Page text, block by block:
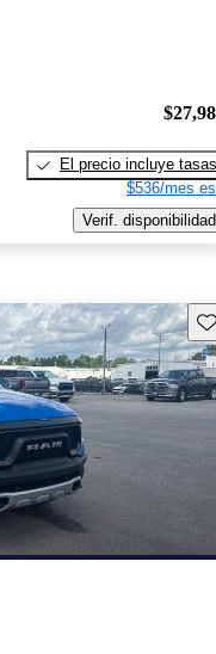
El precio incluye tasas
$536/mes
Verif. disponibilidad